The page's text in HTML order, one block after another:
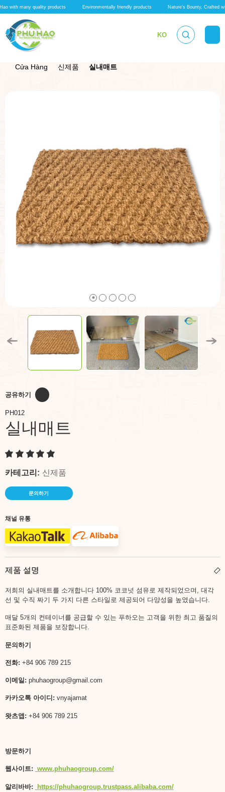
with many quality products Environmentally friendly products Nature's Bounty, Crafted
KO
Cửa Hàng 신제품 실내매트
공유하기
PH012
실내매트
카테고리: 신제품
문의하기
채널 유통
제품 설명
저희의 실내매트를 소개합니다 100% 코코넛 섬유로 제작되었으며, 대각
선 및 수직 짜기 두 가지 다른 스타일로 제공되어 다양성을 높였습니다.
매달 5개의 컨테이너를 공급할 수 있는 푸하오는 고객을 위한 최고 품질의
표준화된 제품을 보장합니다.
문의하기
전화: +84 906 789 215
이메일: phuhaogroup@gmail.com
카카오톡 아이디 : vnyajamat
왓츠앱: +84 906 789 215
방문하기
웹사이트: www.phuhaogroup.com/
알리바바: https://phuhaogroup.trustpass.alibaba.com/